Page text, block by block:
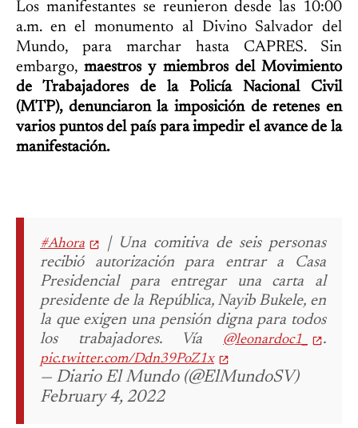
Los manifestantes se reunieron desde las 10:00
a.m. en el monumento al Divino Salvador del
Mundo, para marchar hasta CAPRES. Sin
embargo,maestros y miembros del Movimiento
de Trabajadores de la Policía Nacional Civil
(MTP), denunciaron la imposición de retenes en
varios puntos del país para impedir el avance de la
manifestación.
#Ahora
| Una comitiva de seis personas
recibió autorización para entrar a Casa
Presidencial para entregar una carta al
presidente de la República, Nayib Bukele, en
la que exigen una pensión digna para todos
los trabajadores. Vía
@leonardoc1_ .
pic.twitter.com/Ddn39PoZ1x
— Diario El Mundo (@ElMundoSV)
February 4, 2022